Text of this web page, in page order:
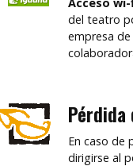
del teatro
empresa
Pérdida
En caso de
dirigirse al